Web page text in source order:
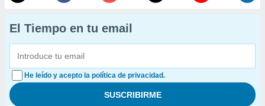
El Tiempo en tu email
He leído y acepto la política de privacidad.